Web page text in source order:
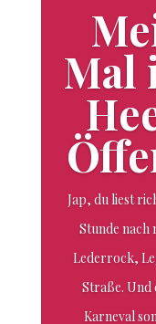
Mal
Jap, du liest
Stunde nach
Lederrock,
Straße. Und
Karneval